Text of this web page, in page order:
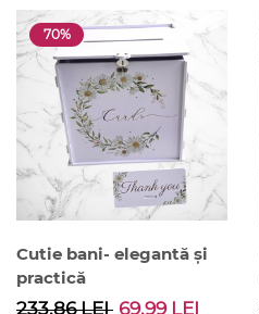
70%
Cutie bani- elegantă și
practică
233.86 LEI 69.99 LEI